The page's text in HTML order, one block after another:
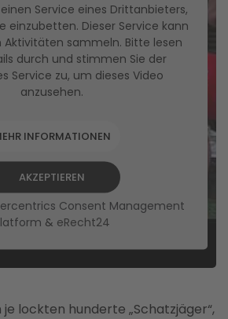
Service eines Drittanbieters,
einzubetten. Dieser Service kann
Aktivitäten sammeln. Bitte lesen
durch und stimmen Sie der
Service zu, um dieses Video
anzusehen.
INFORMATIONEN
AKZEPTIEREN
Consent Management
& eRecht24
lockten hunderte „Schatzjäger“,